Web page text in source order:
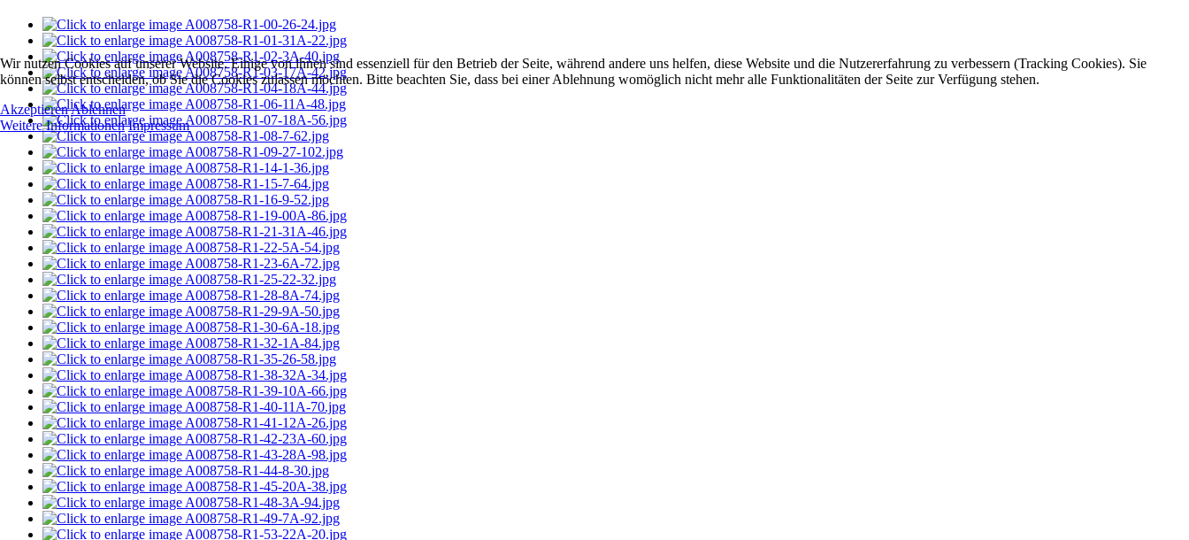
Wir nutzen Cookies auf unserer Website. Einige von ihnen sind essenziell für den Betrieb der Seite, während andere uns helfen, diese Website und die Nutzererfahrung zu verbessern (Tracking Cookies). Sie
können selbst entscheiden, ob Sie die Cookies zulassen möchten. Bitte beachten Sie, dass bei einer Ablehnung womöglich nicht mehr alle Funktionalitäten der Seite zur Verfügung stehen.
AkzeptierenAblehnen
Weitere Informationen Impressum